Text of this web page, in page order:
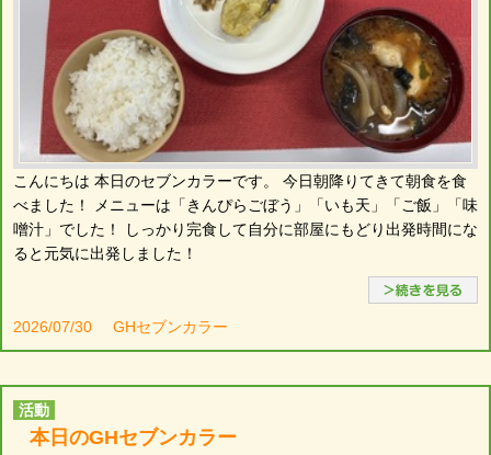
こんにちは 本日のセブンカラーです。 今日朝降りてきて朝食を食
べました！ メニューは「きんぴらごぼう」「いも天」「ご飯」「味
噌汁」でした！ しっかり完食して自分に部屋にもどり出発時間にな
ると元気に出発しました！
2026/07/30 GHセブンカラー
活動
本日のGHセブンカラー